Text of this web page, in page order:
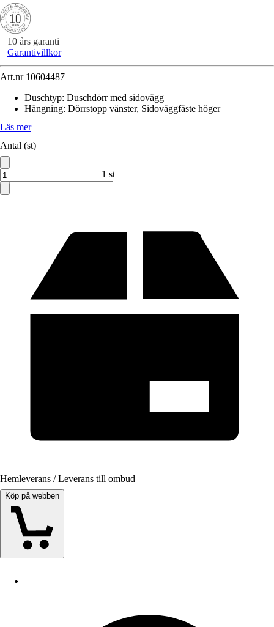
10 års garanti
Garantivillkor
Art.nr 10604487
Duschtyp: Duschdörr med sidovägg
Hängning: Dörrstopp vänster, Sidoväggfäste höger
Läs mer
Antal (st)
1 st
Hemleverans / Leverans till ombud
Köp på webben